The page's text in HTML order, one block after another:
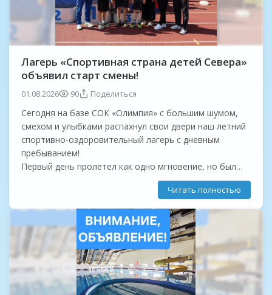
Лагерь «Спортивная страна детей Севера»
объявил старт смены!
01.08.2026 90 Поделиться
Сегодня на базе СОК «Олимпия» с большим шумом,
смехом и улыбками распахнул свои двери наш летний
спортивно-оздоровительный лагерь с дневным
пребыванием!
Первый день пролетел как одно мгновение, но был
Главное событие дня: наши ребята стали частью
большого спортивного праздника!...
Читать полностью